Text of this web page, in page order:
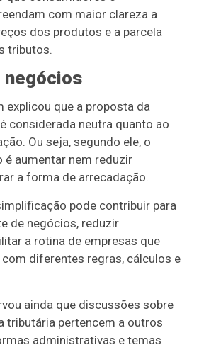
com maior clareza a
dos produtos e a parcela
tributos.
negócios
explicou que a proposta da
considerada neutra quanto ao
Ou seja, segundo ele, o
é aumentar nem reduzir
a forma de arrecadação.
pode contribuir para
de negócios, reduzir
a rotina de empresas que
diferentes regras, cálculos e
ainda que discussões sobre
tributária pertencem a outros
administrativas e temas